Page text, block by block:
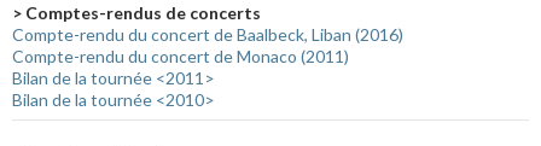
> Comptes-rendus de concerts
Compte-rendu du concert de Baalbeck, Liban (2016)
Compte-rendu du concert de Monaco (2011)
Bilan de la tournée <2011>
Bilan de la tournée <2010>